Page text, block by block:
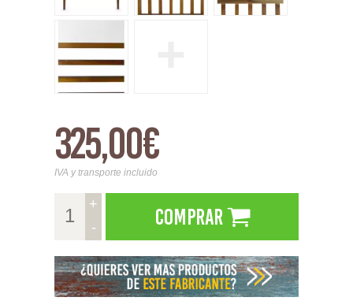
325,00€
IVA y transporte incluido
+
-
Comprar